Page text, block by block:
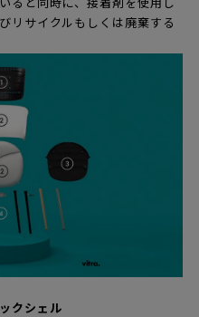
ると同時に、接着剤を使用し
リサイクルもしくは廃棄する
クシェル